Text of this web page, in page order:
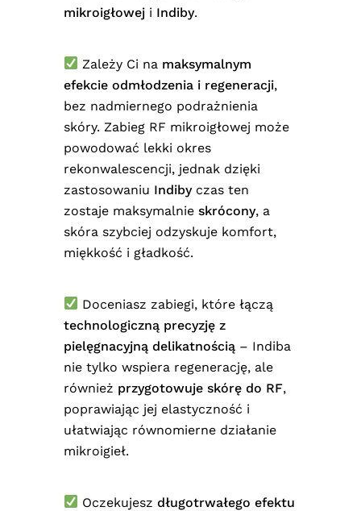
mikroigłowej i Indiby.
Zależy Ci na maksymalnym
efekcie odmłodzenia i regeneracji,
bez nadmiernego podrażnienia
skóry. Zabieg RF mikroigłowej może
powodować lekki okres
rekonwalescencji, jednak dzięki
zastosowaniu Indibyczas ten
zostaje maksymalnie skrócony, a
skóra szybciej odzyskuje komfort,
miękkość i gładkość.
Doceniasz zabiegi, które łączą
technologiczną precyzję z
pielęgnacyjną delikatnością – Indiba
nie tylko wspiera regenerację, ale
również przygotowuje skórę do RF,
poprawiając jej elastyczność i
ułatwiając równomierne działanie
mikroigieł.
Oczekujeszdługotrwałego efektu